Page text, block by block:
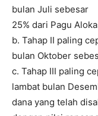
bulan Juli sebesar
25% dari Pagu
b. Tahap II paling
bulan Oktober
c. Tahap III paling
lambat bulan
dana yang telah